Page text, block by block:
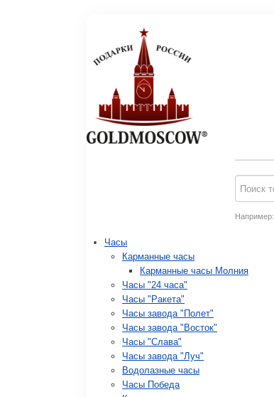
Например:
Часы
Карманные часы
Карманные часы Молния
Часы "24 часа"
Часы "Ракета"
Часы завода "Полет"
Часы завода "Восток"
Часы "Слава"
Часы завода "Луч"
Водолазные часы
Часы Победа